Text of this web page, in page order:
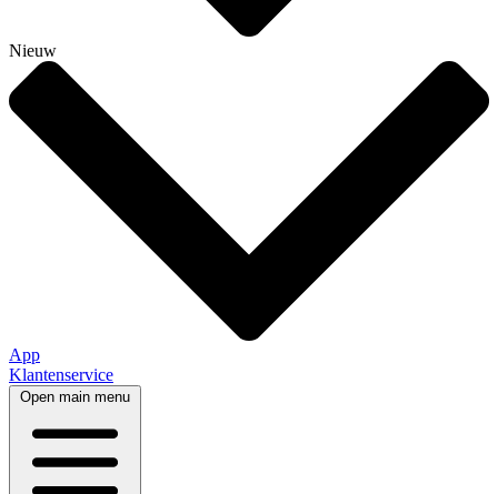
Nieuw
App
Klantenservice
Open main menu